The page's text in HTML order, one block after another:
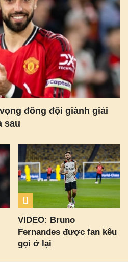
đồng đội giành giải
sau
VIDEO: Bruno
Fernandes được fan kêu
gọi ở lại